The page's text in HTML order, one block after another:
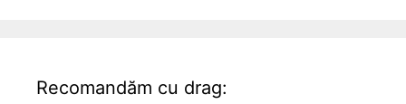
Recomandăm cu drag: